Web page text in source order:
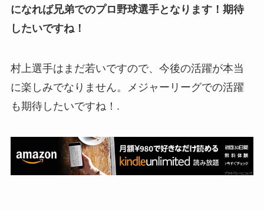
になれば兄弟でのプロ野球選手となります！期待
したいですね！
村上選手はまだ若いですので、今後の活躍が本当
に楽しみでなりません。メジャーリーグでの活躍
も期待したいですね！.